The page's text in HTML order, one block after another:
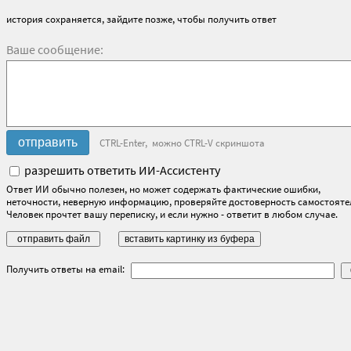
история сохраняется, зайдите позже, чтобы получить ответ
Ваше сообщение:
CTRL-Enter, можно CTRL-V скриншота
разрешить ответить ИИ-Ассистенту
Ответ ИИ обычно полезен, но может содержать фактические ошибки,
неточности, неверную информацию, проверяйте достоверность
Человек прочтет вашу переписку, и если нужно - ответит в любом случае.
Получить ответы на email: